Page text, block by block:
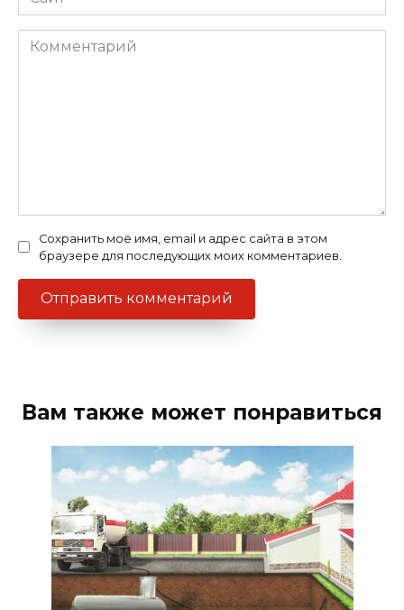
Комментарий
Сохранить моё имя, email и адрес сайта в этом
браузере для последующих моих комментариев.
Вам также может понравиться